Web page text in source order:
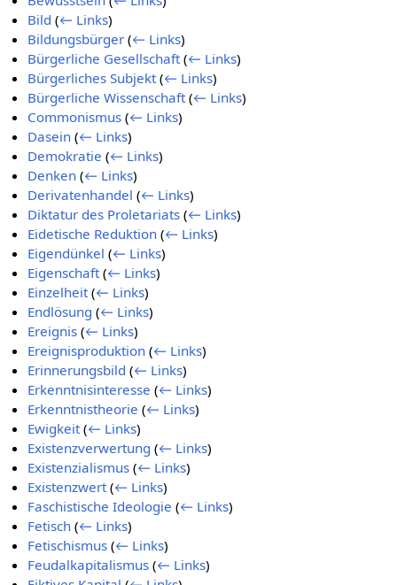
Bild (← Links)
Bildungsbürger (← Links)
Bürgerliche Gesellschaft (← Links)
Bürgerliches Subjekt (← Links)
Bürgerliche Wissenschaft (← Links)
Commonismus (← Links)
Dasein (← Links)
Demokratie (← Links)
Denken (← Links)
Derivatenhandel (← Links)
Diktatur des Proletariats (← Links)
Eidetische Reduktion (← Links)
Eigendünkel (← Links)
Eigenschaft (← Links)
Einzelheit (← Links)
Endlösung (← Links)
Ereignis (← Links)
Ereignisproduktion (← Links)
Erinnerungsbild (← Links)
Erkenntnisinteresse (← Links)
Erkenntnistheorie (← Links)
Ewigkeit (← Links)
Existenzverwertung (← Links)
Existenzialismus (← Links)
Existenzwert (← Links)
Faschistische Ideologie (← Links)
Fetisch (← Links)
Fetischismus (← Links)
Feudalkapitalismus (← Links)